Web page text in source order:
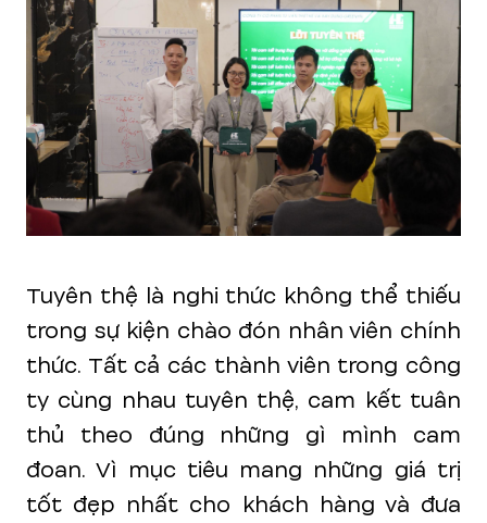
Tuyên thệ là nghi thức không thể thiếu
trong sự kiện chào đón nhân viên chính
thức. Tất cả các thành viên trong công
ty cùng nhau tuyên thệ, cam kết tuân
thủ theo đúng những gì mình cam
đoan. Vì mục tiêu mang những giá trị
tốt đẹp nhất cho khách hàng và đưa